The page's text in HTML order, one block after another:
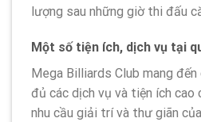
lượng sau những giờ thi đấu
Một số tiện ích, dịch vụ tại
Mega Billiards Club mang
đủ các dịch vụ và tiện ích cao
nhu cầu giải trí và thư giãn